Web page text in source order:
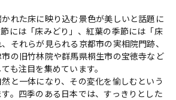
れた床に映り込む景色が美しいと話題に
には「床みどり」、紅葉の季節には「床
それらが見られる京都市の実相院門跡、
の旧竹林院や群馬県桐生市の宝徳寺など
も注目を集めています。
と一体になり、その変化を愉しむという
。四季のある日本では、すっきりとした